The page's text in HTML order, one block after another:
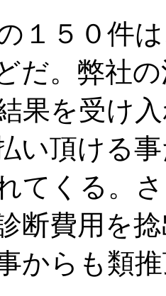
１５０件
だ。弊社
果を受け
い頂ける
てくる。
断費用を
からも類